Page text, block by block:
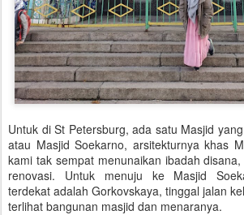
Untuk di St Petersburg, ada satu Masjid
atau Masjid Soekarno, arsitekturnya khas
kami tak sempat menunaikan ibadah
renovasi. Untuk menuju ke Masjid
terdekat adalah Gorkovskaya, tinggal jalan
terlihat bangunan masjid dan menaranya.